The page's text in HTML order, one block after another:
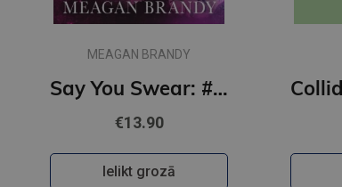
MEAGAN BRANDY
Say You Swear: #1 Boys of Avix series : The smash-hit TikTok sensation
€13.90
Ielikt grozā